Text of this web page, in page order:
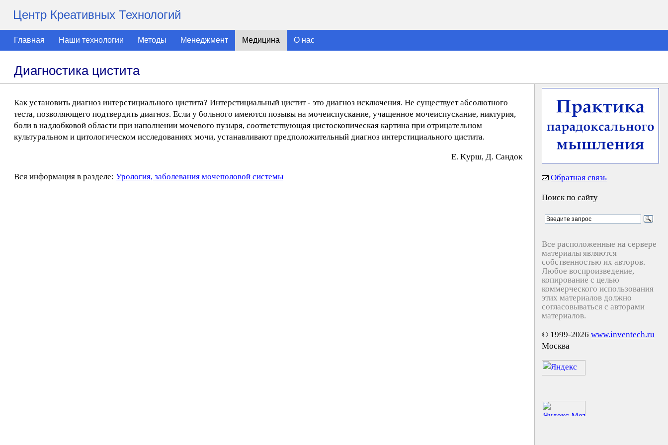
Центр Креативных Технологий
Главная Наши технологии Методы Менеджмент Медицина О нас
Диагностика цистита
Как установить диагноз интерстициального цистита? Интерстициальный цистит - это диагноз исключения. Не существует абсолютного
теста, позволяющего подтвердить диагноз. Если у больного имеются позывы на мочеиспускание, учащенное мочеиспускание, никтурия,
боли в надлобковой области при наполнении мочевого пузыря, соответствующая цистоскопическая картина при отрицательном
культуральном и цитологическом исследованиях мочи, устанавливают предположительный диагноз интерстициального цистита.
E. Kypш, Д. Caндoк
Вся информация в разделе: Урология, заболевания мочеполовой системы Обратная связь
Поиск по сайту
Все расположенные на сервере
материалы являются
собственностью их авторов.
Любое воспроизведение,
копирование с целью
коммерческого использования
этих материалов должно
согласовываться с авторами
материалов.
© 1999-2026 www.inventech.ru
Москва